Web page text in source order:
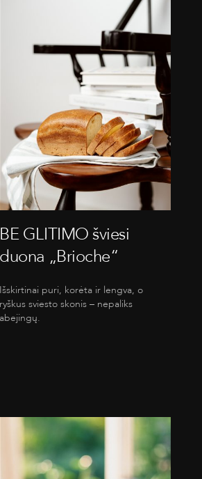
BE GLITIMO šviesi
duona „Brioche“
Išskirtinai puri, korėta ir lengva, o
ryškus sviesto skonis – nepaliks
abejingų.